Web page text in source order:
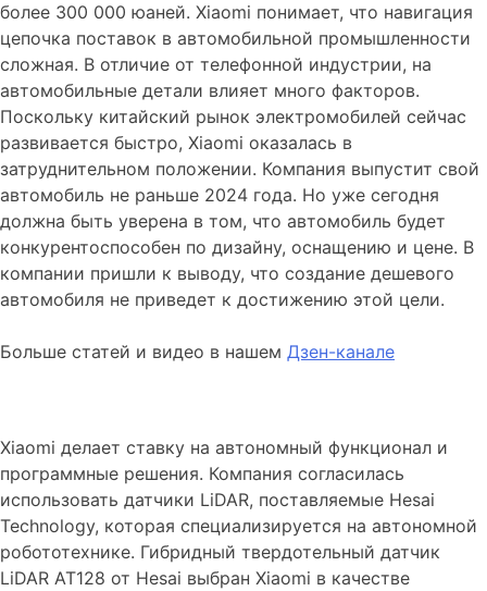
более 300 000 юаней. Xiaomi понимает, что навигация
цепочка поставок в автомобильной промышленности
сложная. В отличие от телефонной индустрии, на
автомобильные детали влияет много факторов.
Поскольку китайский рынок электромобилей сейчас
развивается быстро, Xiaomi оказалась в
затруднительном положении. Компания выпустит свой
автомобиль не раньше 2024 года. Но уже сегодня
должна быть уверена в том, что автомобиль будет
конкурентоспособен по дизайну, оснащению и цене. В
компании пришли к выводу, что создание дешевого
автомобиля не приведет к достижению этой цели.
Больше статей и видео в нашем Дзен-канале
Xiaomi делает ставку на автономный функционал и
программные решения. Компания согласилась
использовать датчики LiDAR, поставляемые Hesai
Technology, которая специализируется на автономной
робототехнике. Гибридный твердотельный датчик
LiDAR AT128 от Hesai выбран Xiaomi в качестве